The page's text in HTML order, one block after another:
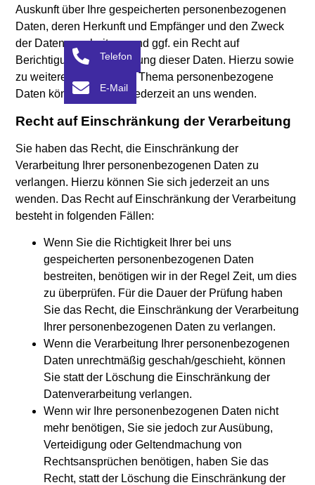
Auskunft über Ihre gespeicherten personenbezogenen
Daten, deren Herkunft und Empfänger und den Zweck
der Datenverarbeitung und ggf. ein Recht auf
Berichtigung oder Löschung dieser Daten. Hierzu sowie
zu weiteren Fragen zum Thema personenbezogene
Daten können Sie sich jederzeit an uns wenden.
Recht auf Einschränkung der Verarbeitung
Sie haben das Recht, die Einschränkung der
Verarbeitung Ihrer personenbezogenen Daten zu
verlangen. Hierzu können Sie sich jederzeit an uns
wenden. Das Recht auf Einschränkung der Verarbeitung
besteht in folgenden Fällen:
Wenn Sie die Richtigkeit Ihrer bei uns
gespeicherten personenbezogenen Daten
bestreiten, benötigen wir in der Regel Zeit, um dies
zu überprüfen. Für die Dauer der Prüfung haben
Sie das Recht, die Einschränkung der Verarbeitung
Ihrer personenbezogenen Daten zu verlangen.
Wenn die Verarbeitung Ihrer personenbezogenen
Daten unrechtmäßig geschah/geschieht, können
Sie statt der Löschung die Einschränkung der
Datenverarbeitung verlangen.
Wenn wir Ihre personenbezogenen Daten nicht
mehr benötigen, Sie sie jedoch zur Ausübung,
Verteidigung oder Geltendmachung von
Rechtsansprüchen benötigen, haben Sie das
Recht, statt der Löschung die Einschränkung der
Telefon
E-Mail